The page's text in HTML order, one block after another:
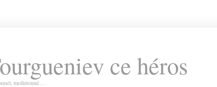
ce héros
molletonné…